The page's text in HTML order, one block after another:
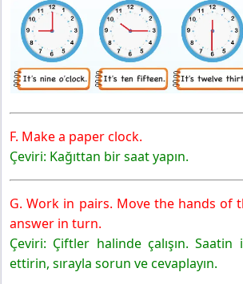
F. Make a paper clock.
Çeviri: Kağıttan bir saat yapın.
G. Work in pairs. Move the hands of
answer in turn.
Çeviri: Çiftler halinde çalışın.
ettirin, sırayla sorun ve cevaplayın.